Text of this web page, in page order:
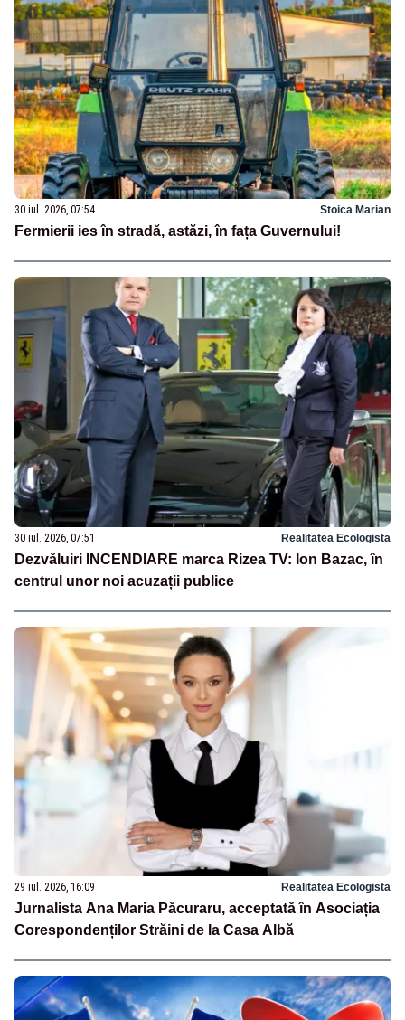
30 iul. 2026, 07:54 Stoica Marian
Fermierii ies în stradă, astăzi, în fața Guvernului!
30 iul. 2026, 07:51 Realitatea Ecologista
Dezvăluiri INCENDIARE marca Rizea TV: Ion Bazac, în
centrul unor noi acuzații publice
29 iul. 2026, 16:09 Realitatea Ecologista
Jurnalista Ana Maria Păcuraru, acceptată în Asociația
Corespondenților Străini de la Casa Albă